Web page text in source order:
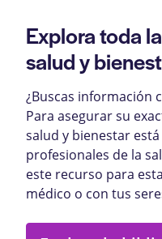
Explora toda
salud y
¿Buscas información
Para asegurar su
salud y bienestar
profesionales de la
este recurso para
médico o con tus